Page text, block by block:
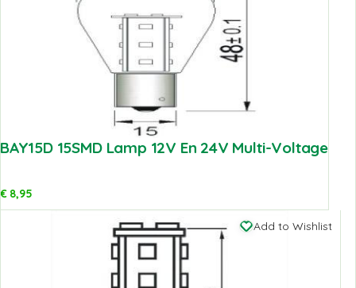
BAY15D 15SMD Lamp 12V En 24V Multi-Voltage
€8,95
Add to Wishlist